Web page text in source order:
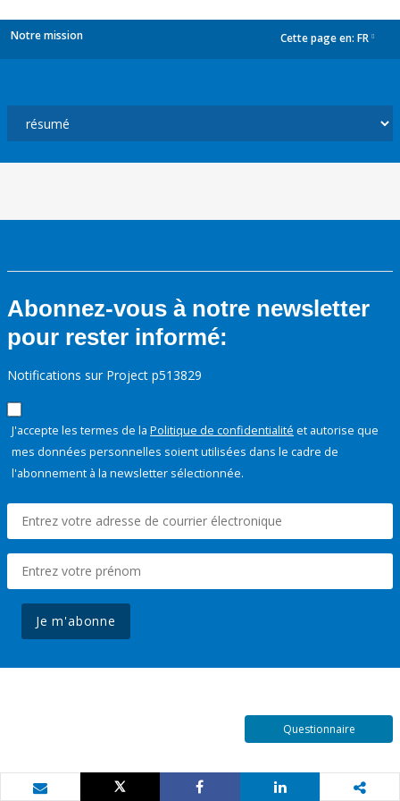
Notre mission Cette page en: FR
Abonnez-vous à notre newsletter
pour rester informé:
Notifications sur Project p513829
J'accepte les termes de la Politique de confidentialité et autorise que
mes données personnelles soient utilisées dans le cadre de
l'abonnement à la newsletter sélectionnée.
Je m'abonne
Questionnaire